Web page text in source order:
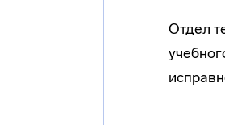
Отдел